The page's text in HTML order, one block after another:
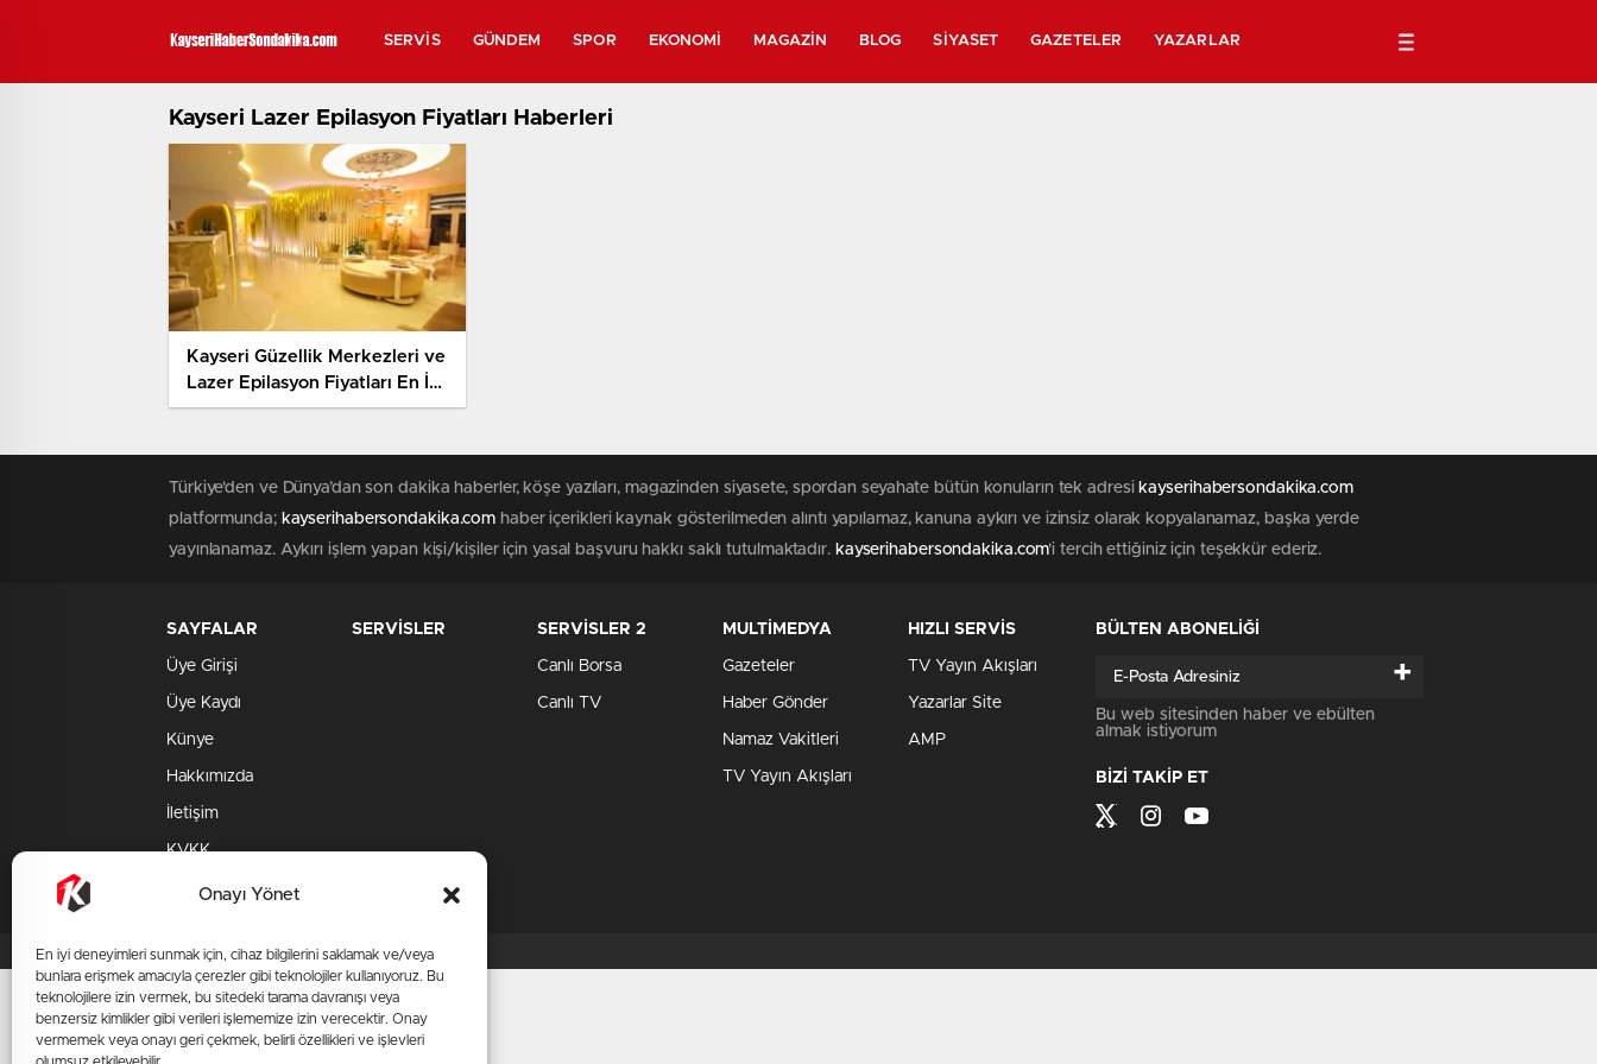
Onayı Yönet
En iyi deneyimleri sunmak için, cihaz bilgilerini saklamak ve/veya
bunlara erişmek amacıyla çerezler gibi teknolojiler kullanıyoruz. Bu
teknolojilere izin vermek, bu sitedeki tarama davranışı veya
benzersiz kimlikler gibi verileri işlememize izin verecektir. Onay
vermemek veya onayı geri çekmek, belirli özellikleri ve işlevleri
SERVIS GÜNDEM SPOR EKONOMI MAGAZIN BLOG SIYASET GAZETELER YAZARLAR
Kayseri Lazer Epilasyon Fiyatları Haberleri
Kayseri Güzellik Merkezleri ve
Lazer Epilasyon Fiyatları En İyi
Salonlar (2026 Rehberi)
Türkiye'den ve Dünya’dan son dakika haberler, köşe yazıları, magazinden siyasete, spordan seyahate bütün konuların tek adresi kayserihabersondakika.com
platformunda; kayserihabersondakika.com haber içerikleri kaynak gösterilmeden alıntı yapılamaz, kanuna aykırı ve izinsiz olarak kopyalanamaz, başka yerde
yayınlanamaz. Aykırı işlem yapan kişi/kişiler için yasal başvuru hakkı saklı tutulmaktadır. kayserihabersondakika.com'i tercih ettiğiniz için teşekkür ederiz.
SAYFALAR
Üye Girişi
Üye Kaydı
Künye
Hakkımızda
İletişim
KVKK
Gizlilik Politikası
SERVİSLER SERVİSLER 2
Canlı Borsa
Canlı TV
MULTİMEDYA
Gazeteler
Haber Gönder
Namaz Vakitleri
TV Yayın Akışları
HIZLI SERVİS
TV Yayın Akışları
Yazarlar Site
AMP
BÜLTEN ABONELİĞİ
+
Bu web sitesinden haber ve ebülten
almak istiyorum
BİZİ TAKİP ET